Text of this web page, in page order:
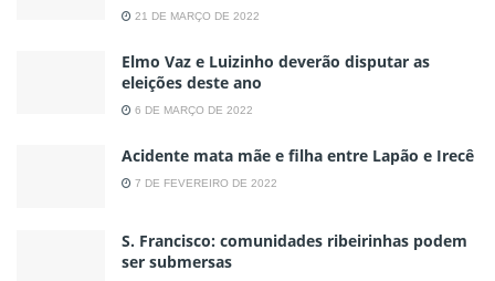
21 DE MARÇO DE 2022
Elmo Vaz e Luizinho deverão disputar as
eleições deste ano
6 DE MARÇO DE 2022
Acidente mata mãe e filha entre Lapão e Irecê
7 DE FEVEREIRO DE 2022
S. Francisco: comunidades ribeirinhas podem
ser submersas